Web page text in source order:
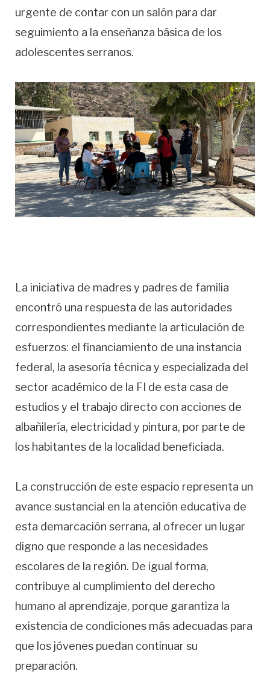
urgente de contar con un salón para dar
seguimiento a la enseñanza básica de los
adolescentes serranos.
La iniciativa de madres y padres de familia
encontró una respuesta de las autoridades
correspondientes mediante la articulación de
esfuerzos: el financiamiento de una instancia
federal, la asesoría técnica y especializada del
sector académico de la FI de esta casa de
estudios y el trabajo directo con acciones de
albañilería, electricidad y pintura, por parte de
los habitantes de la localidad beneficiada.
La construcción de este espacio representa un
avance sustancial en la atención educativa de
esta demarcación serrana, al ofrecer un lugar
digno que responde a las necesidades
escolares de la región. De igual forma,
contribuye al cumplimiento del derecho
humano al aprendizaje, porque garantiza la
existencia de condiciones más adecuadas para
que los jóvenes puedan continuar su
preparación.